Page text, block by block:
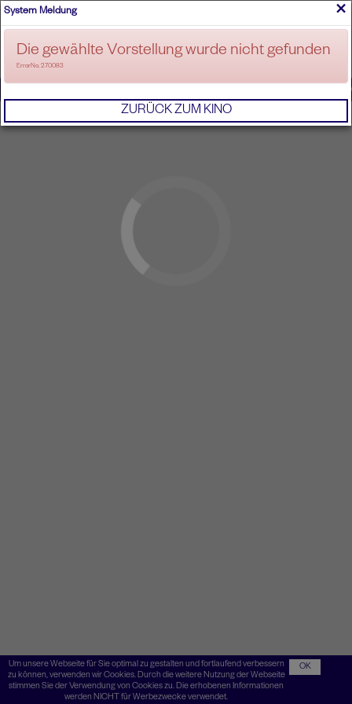
ANMELDEN
Um unsere Webseite für Sie optimal zu gestalten und fortlaufend verbessern
zu können, verwenden wir Cookies. Durch die weitere Nutzung der Webseite
stimmen Sie der Verwendung von Cookies zu. Die erhobenen Informationen
werden NICHT für Werbezwecke verwendet.
OK
×
System Meldung
Die gewählte Vorstellung wurde nicht gefunden
ErrorNo. 270083
ZURÜCK ZUM KINO